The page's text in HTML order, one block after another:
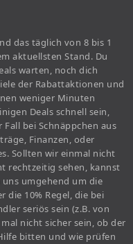
das täglich von 8 bis 1
aktuellsten Stand. Du
warten, noch dich
der Rabattaktionen und
weniger Minuten
Deals schnell sein,
bei Schnäppchen aus
Finanzen, oder
Sollten wir einmal nicht
rechtzeitig sehen, kannst
umgehend um die
die 10% Regel, die bei
seriös sein (z.B. von
nicht sicher sein, ob der
bitten und wie prüfen